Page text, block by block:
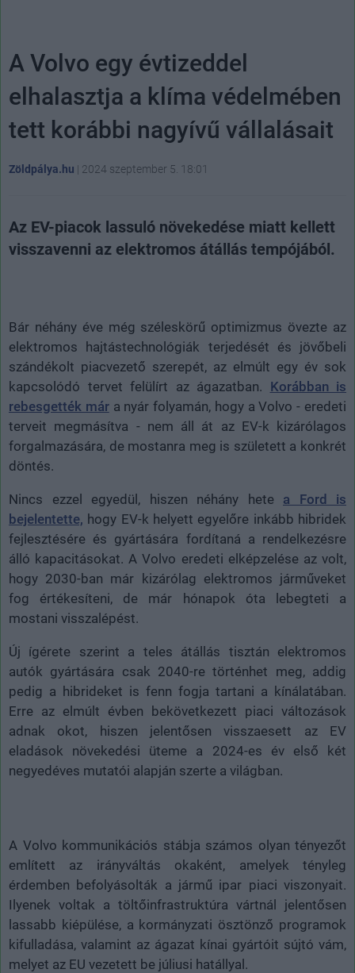
A Volvo egy évtizeddel
elhalasztja a klíma védelmében
tett korábbi nagyívű vállalásait
Zöldpálya.hu | 2024 szeptember 5. 18:01
Az EV-piacok lassuló növekedése miatt kellett
visszavenni az elektromos átállás tempójából.
Bár néhány éve még széleskörű optimizmus övezte az
elektromos hajtástechnológiák terjedését és jövőbeli
szándékolt piacvezető szerepét, az elmúlt egy év sok
kapcsolódó tervet felülírt az ágazatban. Korábban is
rebesgették mára nyár folyamán, hogy a Volvo - eredeti
terveit megmásítva - nem áll át az EV-k kizárólagos
forgalmazására, de mostanra meg is született a konkrét
döntés.
Nincs ezzel egyedül, hiszen néhány hete a Ford is
bejelentette, hogy EV-k helyett egyelőre inkább hibridek
fejlesztésére és gyártására fordítaná a rendelkezésre
álló kapacitásokat. A Volvo eredeti elképzelése az volt,
hogy 2030-ban már kizárólag elektromos járműveket
fog értékesíteni, de már hónapok óta lebegteti a
mostani visszalépést.
Új ígérete szerint a teles átállás tisztán elektromos
autók gyártására csak 2040-re történhet meg, addig
pedig a hibrideket is fenn fogja tartani a kínálatában.
Erre az elmúlt évben bekövetkezett piaci változások
adnak okot, hiszen jelentősen visszaesett az EV
eladások növekedési üteme a 2024-es év első két
negyedéves mutatói alapján szerte a világban.
A Volvo kommunikációs stábja számos olyan tényezőt
említett az irányváltás okaként, amelyek tényleg
érdemben befolyásolták a jármű ipar piaci viszonyait.
Ilyenek voltak a töltőinfrastruktúra vártnál jelentősen
lassabb kiépülése, a kormányzati ösztönző programok
kifulladása, valamint az ágazat kínai gyártóit sújtó vám,
melyet az EU vezetett be júliusi hatállyal.